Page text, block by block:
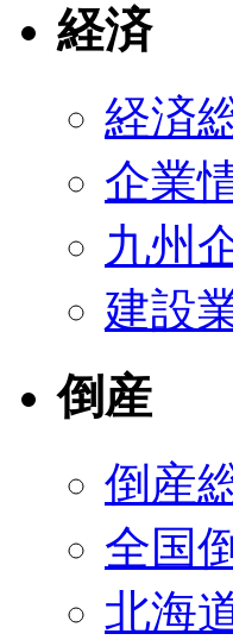
経済
経済
企業
九州
建設
倒産
倒産
全国
北海